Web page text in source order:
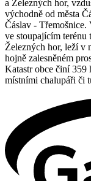
a Železných hor,
východně od města
Čáslav - Třemošnice.
ve stoupajícím
Železných hor, leží v
hojně zalesněném
Katastr obce činí 359
místními chalupáři či